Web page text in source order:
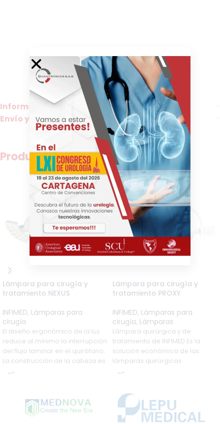
médicas, cirugía, intervención quirúrgica, procedimiento
quirúrgico, operación, tratamiento invasivo, especialidad
Información adicional
Envío y Entrega
Productos relacionados
Lámpara para cirugía y
tratamiento NEXUS
INFIMED, Lámparas para
cirugía
El diseño ergonómico de la luz
reduce al mínimo la interrupción
del flujo laminar en el quirófano.
La construcción de la cabeza es
cerrada, compuesta por
Lámpara para cirugía y
tratamiento PROXY
INFIMED, Lámparas para
cirugía, Lámparas
Lámpara quirúrgica y de
tratamiento de INFIMED Es la
solución económica de las
lámparas quirúrgicas
modernas. El cabezal de luz